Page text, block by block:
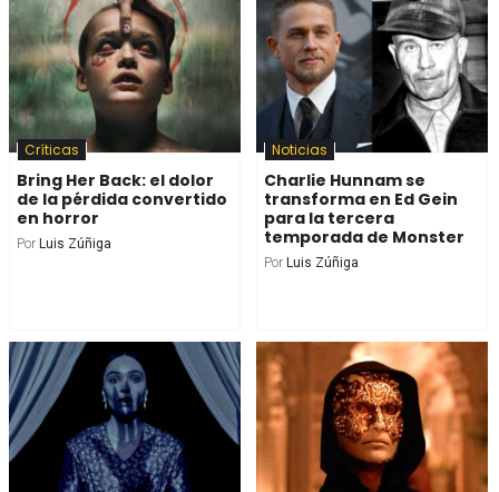
Críticas
Bring Her Back: el dolor
de la pérdida convertido
en horror
Por Luis Zúñiga
Noticias
Charlie Hunnam se
transforma en Ed Gein
para la tercera
temporada de Monster
Por Luis Zúñiga